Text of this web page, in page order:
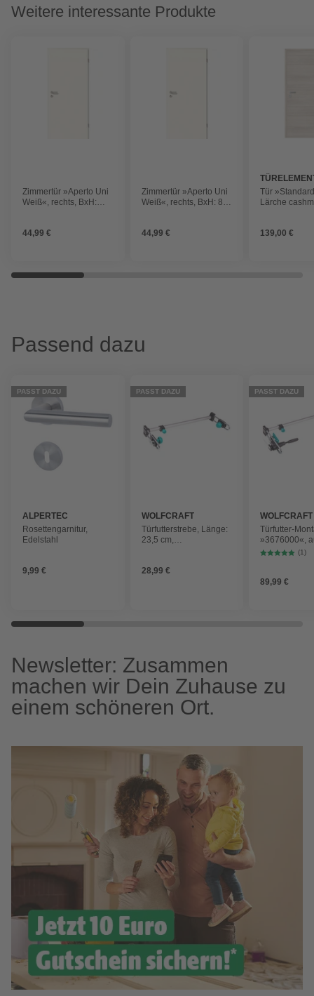
Weitere interessante Produkte
Zimmertür »Aperto Uni
Weiß«, rechts, BxH:
44,99 €
Zimmertür »Aperto Uni
Weiß«, rechts, BxH: 86
44,99 €
BORNE
Tür
Lärche
139,00 €
Passend dazu
PASST DAZU
ALPERTEC
Rosettengarnitur,
Edelstahl
9,99 €
PASST DAZU
WOLFCRAFT
Türfutterstrebe, Länge:
23,5 cm,
28,99 €
PASST DAZU
WOLFCRAFT
Türfutter-
»3676000«,
(1)
89,99 €
Newsletter: Zusammen
machen wir Dein Zuhause zu
einem schöneren Ort.